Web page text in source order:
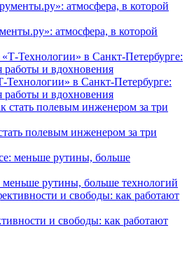
атмосфера, в которой
в Санкт-Петербурге:
работы и вдохновения
полевым инженером за три
меньше рутины, больше технологий
и свободы: как работают